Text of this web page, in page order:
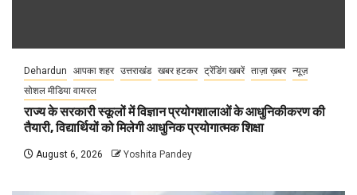
Dehardun आपका शहर उत्तराखंड खबर हटकर ट्रेंडिंग खबरें ताज़ा ख़बर न्यूज़
सोशल मीडिया वायरल
राज्य के सरकारी स्कूलों में विज्ञान प्रयोगशालाओं के आधुनिकीकरण की
तैयारी, विद्यार्थियों को मिलेगी आधुनिक प्रयोगात्मक शिक्षा
August 6, 2026 Yoshita Pandey